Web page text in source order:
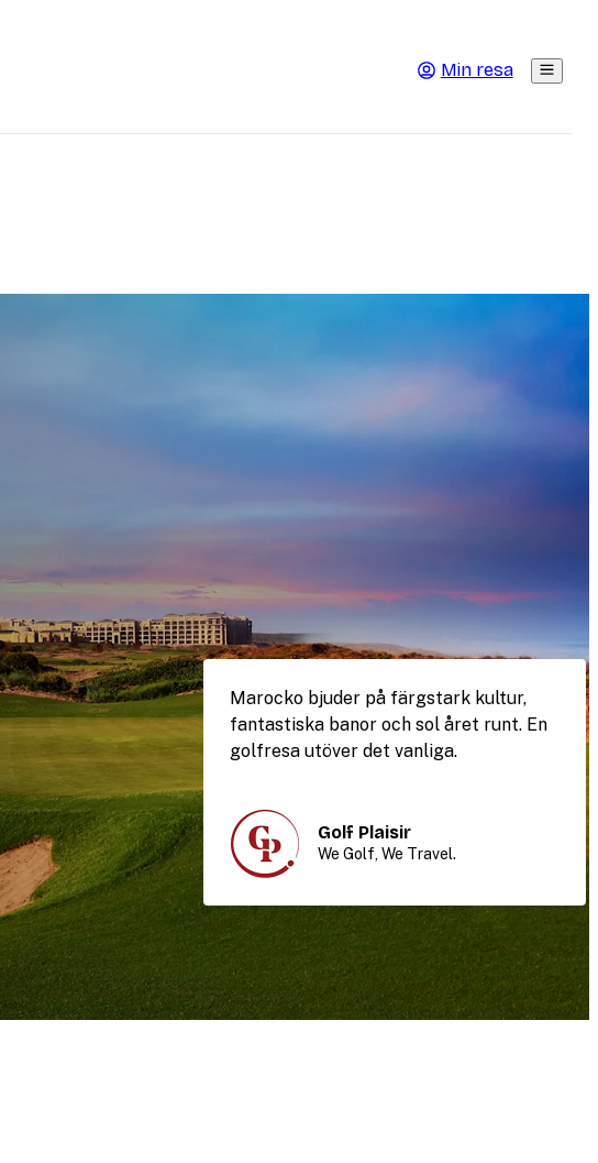
Min resa
Marocko bjuder på färgstark kultur,
fantastiska banor och sol året runt. En
golfresa utöver det vanliga.
Golf Plaisir
We Golf, We Travel.